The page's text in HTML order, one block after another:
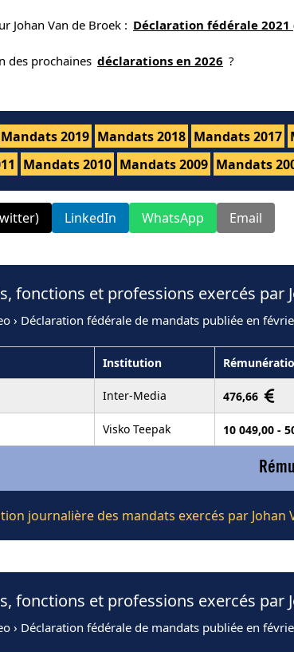
Johan Van de Broek : Déclaration fédérale 2021
des prochaines déclarations en 2026 ?
Mandats 2019 Mandats 2018 Mandats 2017
Mandats 2010 Mandats 2009 Mandats
LinkedIn WhatsApp Email
fonctions et professions exercés par
› Déclaration fédérale de mandats publiée en
Institution
Inter-Media 476,66
Visko Teepak 10 049,00 -
journalière des mandats exercés par Johan
fonctions et professions exercés par
› Déclaration fédérale de mandats publiée en